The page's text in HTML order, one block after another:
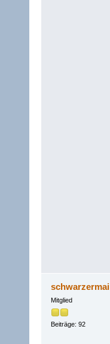
schwarzermai
Mitglied
Beiträge: 92